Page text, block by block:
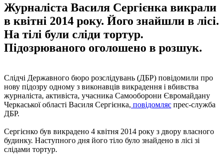
Журналіста Василя Сергієнка викрали
в квітні 2014 року. Його знайшли в лісі.
На тілі були сліди тортур.
Підозрюваного оголошено в розшук.
Слідчі Державного бюро розслідувань (ДБР) повідомили про
нову підозру одному з виконавців викрадення і вбивства
журналіста, активіста, учасника Самооборони Євромайдану
Черкаської області Василя Сергієнка, повідомляє прес-служба
ДБР.
Сергієнко був викрадено 4 квітня 2014 року з двору власного
будинку. Наступного дня його тіло було знайдено в лісі зі
слідами тортур.